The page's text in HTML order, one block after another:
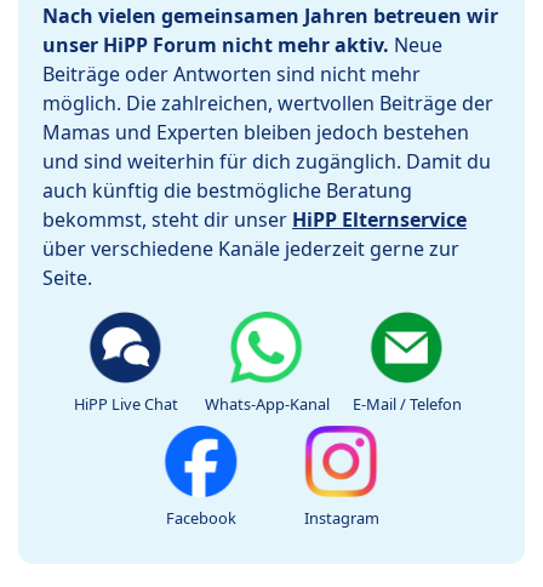
Nach vielen gemeinsamen Jahren betreuen wir
unser HiPP Forum nicht mehr aktiv. Neue
Beiträge oder Antworten sind nicht mehr
möglich. Die zahlreichen, wertvollen Beiträge der
Mamas und Experten bleiben jedoch bestehen
und sind weiterhin für dich zugänglich. Damit du
auch künftig die bestmögliche Beratung
bekommst, steht dir unser HiPP Elternservice
über verschiedene Kanäle jederzeit gerne zur
Seite.
HiPP Live Chat Whats-App-Kanal E-Mail / Telefon
Facebook Instagram